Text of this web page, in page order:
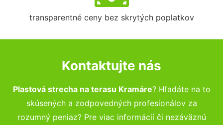
transparentné ceny bez skrytých poplatkov
Kontaktujte nás
Plastová strecha na terasu Kramáre? Hľadáte na to
skúsených a zodpovedných profesionálov za
rozumný peniaz? Pre viac informácií či nezáväznú